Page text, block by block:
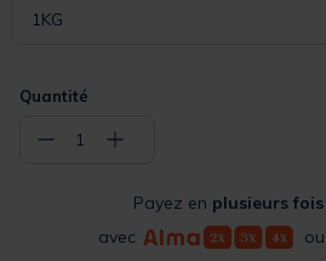
1KG
Quantité
− 1 +
Payez en plusieurs
avec
ou